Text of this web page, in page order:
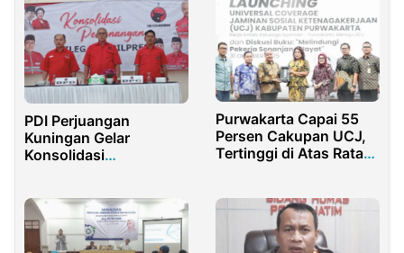
PDI Perjuangan
Kuningan Gelar
Konsolidasi
Purwakarta Capai 55
Persen Cakupan UCJ,
Tertinggi di Atas Rata-